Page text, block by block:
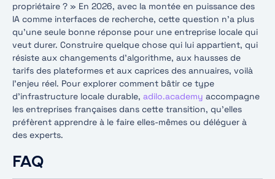
propriétaire ? » En 2026, avec la montée en puissance des
IA comme interfaces de recherche, cette question n’a plus
qu’une seule bonne réponse pour une entreprise locale qui
veut durer. Construire quelque chose qui lui appartient, qui
résiste aux changements d’algorithme, aux hausses de
tarifs des plateformes et aux caprices des annuaires, voilà
l’enjeu réel. Pour explorer comment bâtir ce type
d’infrastructure locale durable, adilo.academy accompagne
les entreprises françaises dans cette transition, qu’elles
préfèrent apprendre à le faire elles-mêmes ou déléguer à
des experts.
FAQ